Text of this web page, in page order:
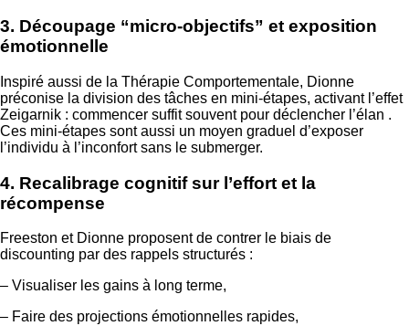
3. Découpage “micro‑objectifs” et exposition
émotionnelle
Inspiré aussi de la Thérapie Comportementale, Dionne
préconise la division des tâches en mini‑étapes, activant l’effet
Zeigarnik : commencer suffit souvent pour déclencher l’élan .
Ces mini‑étapes sont aussi un moyen graduel d’exposer
l’individu à l’inconfort sans le submerger.
4. Recalibrage cognitif sur l’effort et la
récompense
Freeston et Dionne proposent de contrer le biais de
discounting par des rappels structurés :
– Visualiser les gains à long terme,
– Faire des projections émotionnelles rapides,